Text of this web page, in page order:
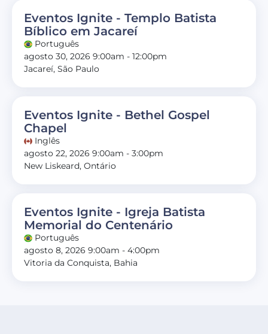
Eventos Ignite - Templo Batista
Bíblico em Jacareí
Português
agosto 30, 2026 9:00am - 12:00pm
Jacareí, São Paulo
Eventos Ignite - Bethel Gospel
Chapel
Inglês
agosto 22, 2026 9:00am - 3:00pm
New Liskeard, Ontário
Eventos Ignite - Igreja Batista
Memorial do Centenário
Português
agosto 8, 2026 9:00am - 4:00pm
Vitoria da Conquista, Bahia